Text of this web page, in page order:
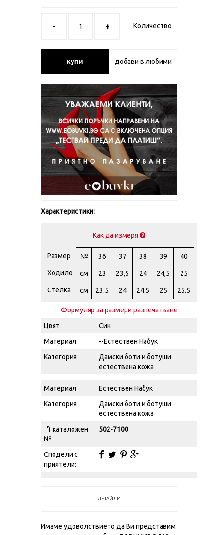
Количество
купи добави в любими
Характеристики:
Как да измеря
Размер № 36 37 38 39 40
Ходило см 23 23,5 24 24,5 25
Стелка см 23.5 24 24.5 25 25.5
Формуляр за размери разпечатване
Цвят
Син
Материал
--Естествен Набук
Категория
Дамски боти и ботуши
естествена кожа
Материал
Естествен Набук
Категория
Дамски боти и ботуши
естествена кожа
каталожен
№
502-7100
Сподели с
приятели:
ДЕТАЙЛИ
Имаме удоволствието да Ви представим